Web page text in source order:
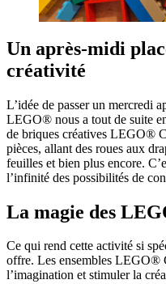
Un après-midi
créativité
L’idée de passer un mercredi
LEGO® nous a tout de suite
de briques créatives LEGO®
pièces, allant des roues aux
feuilles et bien plus encore.
l’infinité des possibilités de
La magie des
Ce qui rend cette activité si
offre. Les ensembles LEGO®
l’imagination et stimuler la